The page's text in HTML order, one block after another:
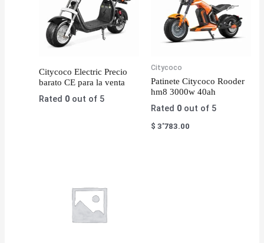
Citycoco Electric Precio
barato CE para la venta
Rated 0 out of 5
Citycoco
Patinete Citycoco Rooder
hm8 3000w 40ah
Rated 0out of 5
$ 3'783.00